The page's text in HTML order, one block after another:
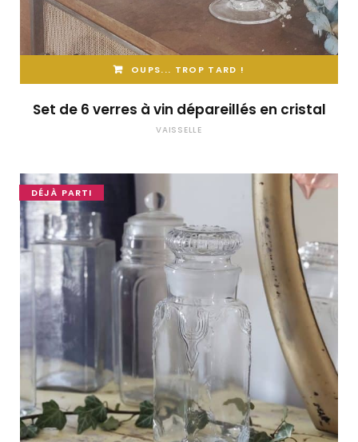
OUPS... TROP TARD !
Set de 6 verres à vin dépareillés en cristal
VAISSELLE
DÉJÀ PARTI